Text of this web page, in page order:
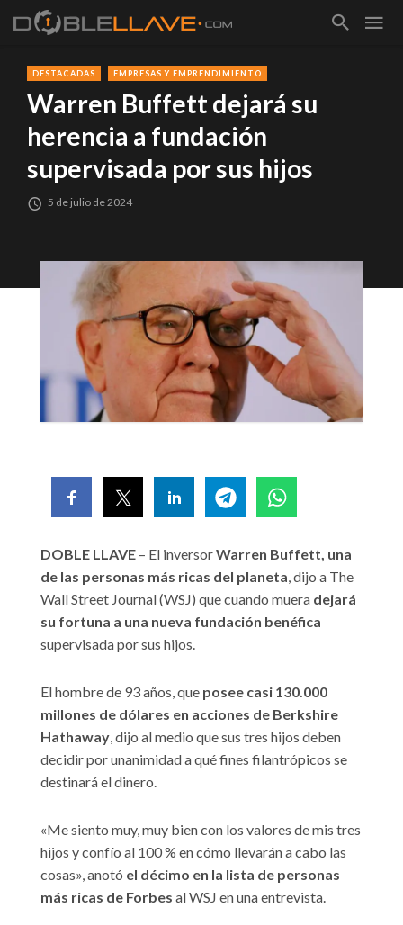
DESTACADAS EMPRESAS Y EMPRENDIMIENTO
Warren Buffett dejará su
herencia a fundación
supervisada por sus hijos
5 de julio de 2024
DOBLE LLAVE – El inversorWarren Buffett, una
de las personas más ricas del planeta, dijo a The
Wall Street Journal (WSJ) que cuando muera dejará
su fortuna a una nueva fundación benéfica
supervisada por sus hijos.
El hombre de 93 años, que posee casi 130.000
millones de dólares en acciones de Berkshire
Hathaway, dijo al medio que sus tres hijos deben
decidir por unanimidad a qué fines filantrópicos se
destinará el dinero.
«Me siento muy, muy bien con los valores de mis tres
hijos y confío al 100 % en cómo llevarán a cabo las
cosas», anotó el décimo en la lista de personas
más ricas de Forbes al WSJ en una entrevista.